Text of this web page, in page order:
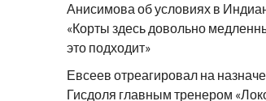
Анисимова об условиях в
«Корты здесь довольно
это подходит»
Евсеев отреагировал на
Гисдоля главным тренером